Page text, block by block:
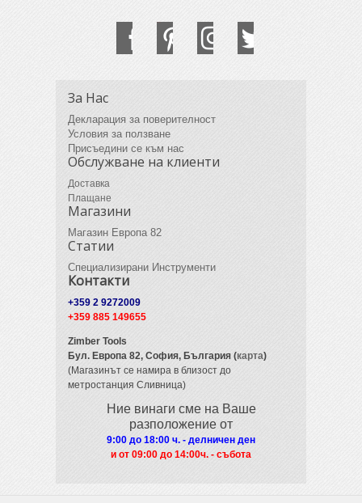
За Нас
Декларация за поверителност
Условия за ползване
Присъедини се към нас
Обслужване на клиенти
Доставка
Плащане
Магазини
Магазин Европа 82
Статии
Специализирани Инструменти
Контакти
+359 2 9272009
+359 885 149655
Zimber Tools
Бул. Европа 82, София, България (карта)
(Магазинът се намира в близост до
метростанция Сливница)
Ние винаги сме на Ваше
разположение от
9:00 до 18:00 ч. - делничен ден
и от 09:00 до 14:00ч. - събота